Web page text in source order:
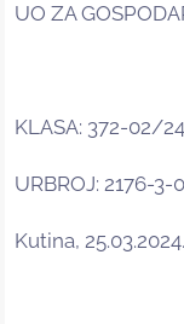
UO ZA
KLASA: 372-02/
URBROJ: 2176-
Kutina, 25.03.2024.